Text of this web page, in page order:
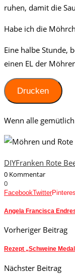
ruhen, damit die
Habe ich die
Eine halbe Stunde,
einen EL der
Drucken
Wenn alle
DIYFranken Rote
0 Kommentar
0
FacebookTwitter
Angela Francisca
Vorheriger Beitrag
Rezept „Schweine
Nächster Beitrag